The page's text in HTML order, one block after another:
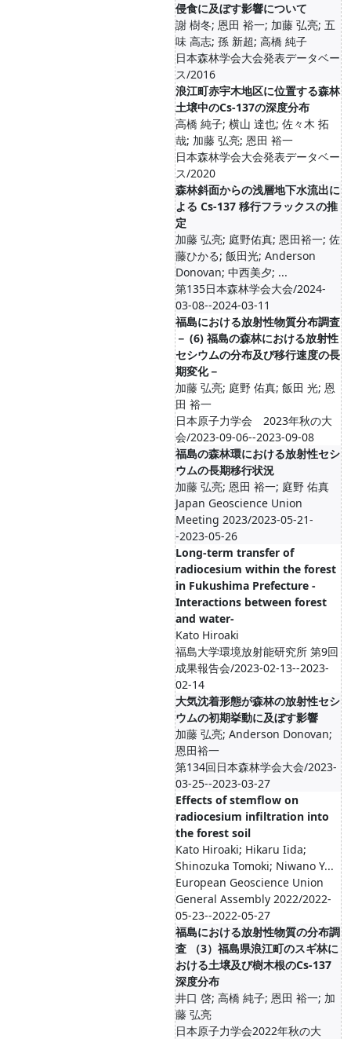
侵食に及ぼす影響について
謝 樹冬; 恩田 裕一; 加藤 弘亮; 五
味 高志; 孫 新超; 高橋 純子
日本森林学会大会発表データベー
ス/2016
浪江町赤宇木地区に位置する森林
土壌中のCs-137の深度分布
高橋 純子; 横山 達也; 佐々木 拓
哉; 加藤 弘亮; 恩田 裕一
日本森林学会大会発表データベー
ス/2020
森林斜面からの浅層地下水流出に
よる Cs-137 移行フラックスの推
定
加藤 弘亮; 庭野佑真; 恩田裕一; 佐
藤ひかる; 飯田光; Anderson
Donovan; 中西美夕; ...
第135日本森林学会大会/2024-
03-08--2024-03-11
福島における放射性物質分布調査
－ (6) 福島の森林における放射性
セシウムの分布及び移行速度の長
期変化－
加藤 弘亮; 庭野 佑真; 飯田 光; 恩
田 裕一
日本原子力学会 2023年秋の大
会/2023-09-06--2023-09-08
福島の森林環における放射性セシ
ウムの長期移行状況
加藤 弘亮; 恩田 裕一; 庭野 佑真
Japan Geoscience Union
Meeting 2023/2023-05-21-
-2023-05-26
Long-term transfer of
radiocesium within the forest
in Fukushima Prefecture -
Interactions between forest
and water-
Kato Hiroaki
福島大学環境放射能研究所 第9回
成果報告会/2023-02-13--2023-
02-14
大気沈着形態が森林の放射性セシ
ウムの初期挙動に及ぼす影響
加藤 弘亮; Anderson Donovan;
恩田裕一
第134回日本森林学会大会/2023-
03-25--2023-03-27
Effects of stemflow on
radiocesium infiltration into
the forest soil
Kato Hiroaki; Hikaru Iida;
Shinozuka Tomoki; Niwano Y...
European Geoscience Union
General Assembly 2022/2022-
05-23--2022-05-27
福島における放射性物質の分布調
査 （3）福島県浪江町のスギ林に
おける土壌及び樹木根のCs-137
深度分布
井口 啓; 高橋 純子; 恩田 裕一; 加
藤 弘亮
日本原子力学会2022年秋の大